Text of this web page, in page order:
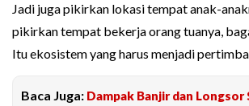
Jadi juga pikirkan lokasi tempat anak-
pikirkan tempat bekerja orang tuanya,
Itu ekosistem yang harus menjadi
Baca Juga: Dampak Banjir dan Longsor